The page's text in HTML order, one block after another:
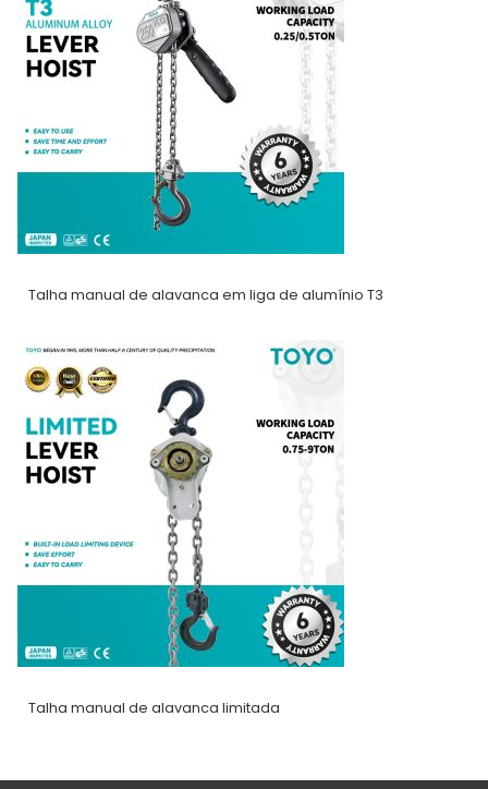
Talha manual de alavanca em liga de alumínio T3
Talha manual de alavanca limitada